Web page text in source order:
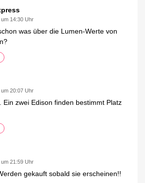
14:30 Uhr
was über die Lumen-Werte von
20:07 Uhr
Ein zwei Edison finden bestimmt Platz
21:59 Uhr
gekauft sobald sie erscheinen!!